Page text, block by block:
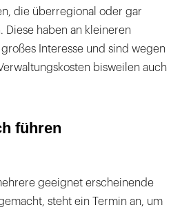
die überregional oder gar
Diese haben an kleineren
Interesse und sind wegen
bisweilen auch
führen
geeignet erscheinende
steht ein Termin an, um